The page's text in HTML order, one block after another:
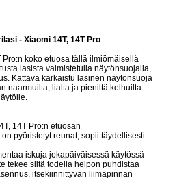
- Xiaomi 14T, 14T Pro
Pro:n koko etuosa tällä ilmiömäisellä
lasista valmistetulla näytönsuojalla,
Kattava karkaistu lasinen näytönsuoja
naarmuilta, lialta ja pieniltä kolhuilta
14T Pro:n etuosan
pyöristetyt reunat, sopii täydellisesti
iskuja jokapäiväisessä käytössä
tekee siitä todella helpon puhdistaa
itsekiinnittyvän liimapinnan